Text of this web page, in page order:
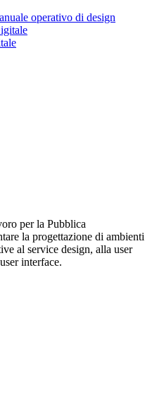
operativo di design
per la Pubblica
la progettazione di ambienti
al service design, alla user
interface.